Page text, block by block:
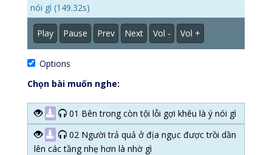
nói gì (149.32s)
Play Pause Prev Next Vol - Vol +
Options
Chọn bài muốn nghe:
01 Bên trong còn tội lỗi gợi khêu là ý nói gì
02 Người trả quả ở địa ngục được trồi dần
lên các tầng nhẹ hơn là nhờ gì